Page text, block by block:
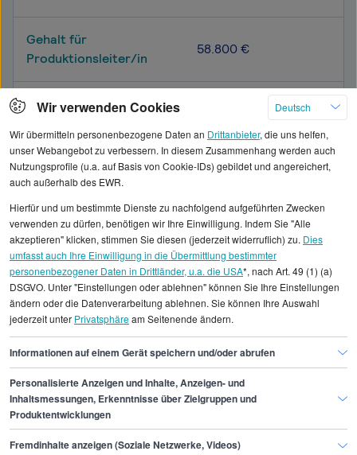
Gehalt für
Produktionsleiter/in
58.800 €
Gehalt für
Alle angezeigten Gehaltsdaten beruhen auf
statistischen Erhebungen durch StepStone. Es sind
Durchschnittswerte und die Angaben können nicht
einzelnen Stellenangeboten zugeordnet werden.
Finde den Job,
der zu dir passt.
Wir verwenden Cookies
Deutsch
Wir übermitteln personenbezogene Daten an Drittanbieter, die uns helfen,
unser Webangebot zu verbessern. In diesem Zusammenhang werden auch
Nutzungsprofile (u.a. auf Basis von Cookie-IDs) gebildet und angereichert,
auch außerhalb des EWR.
Hierfür und um bestimmte Dienste zu nachfolgend aufgeführten Zwecken
verwenden zu dürfen, benötigen wir Ihre Einwilligung. Indem Sie "Alle
akzeptieren" klicken, stimmen Sie diesen (jederzeit widerruflich) zu. Dies
umfasst auch Ihre Einwilligung in die Übermittlung bestimmter
personenbezogener Daten in Drittländer, u.a. die USA*, nach Art. 49 (1) (a)
DSGVO. Unter "Einstellungen oder ablehnen" können Sie Ihre Einstellungen
ändern oder die Datenverarbeitung ablehnen. Sie können Ihre Auswahl
jederzeit unter Privatsphäream Seitenende ändern.
Informationen auf einem Gerät speichern und/oder abrufen
Personalisierte Anzeigen und Inhalte, Anzeigen- und
Inhaltsmessungen, Erkenntnisse über Zielgruppen und
Produktentwicklungen
Fremdinhalte anzeigen (Soziale Netzwerke, Videos)